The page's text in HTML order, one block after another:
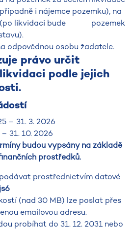
i nájemce pozemku), na
(po likvidaci bude pozemek
odpovědnou osobu žadatele.
právo určit
podle jejich
– 31. 3. 2026
31. 10. 2026
budou vypsány na základě
prostředků.
prostřednictvím datové
(nad 30 MB) lze poslat přes
emailovou adresu.
probíhat do 31. 12. 2031 nebo